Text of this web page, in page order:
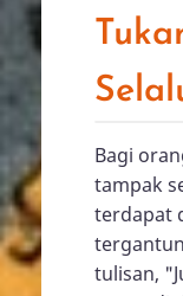
Bagi
tampak
terdapat
tulisan,